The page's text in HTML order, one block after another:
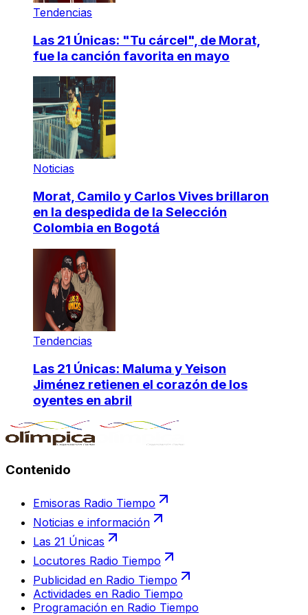
Tendencias
Las 21 Únicas: "Tu cárcel", de Morat,
fue la canción favorita en mayo
Noticias
Morat, Camilo y Carlos Vives brillaron
en la despedida de la Selección
Colombia en Bogotá
Tendencias
Las 21 Únicas: Maluma y Yeison
Jiménez retienen el corazón de los
oyentes en abril
Contenido
Emisoras Radio Tiempo
Noticias e información
Las 21 Únicas
Locutores Radio Tiempo
Publicidad en Radio Tiempo
Actividades en Radio Tiempo
Programación en Radio Tiempo